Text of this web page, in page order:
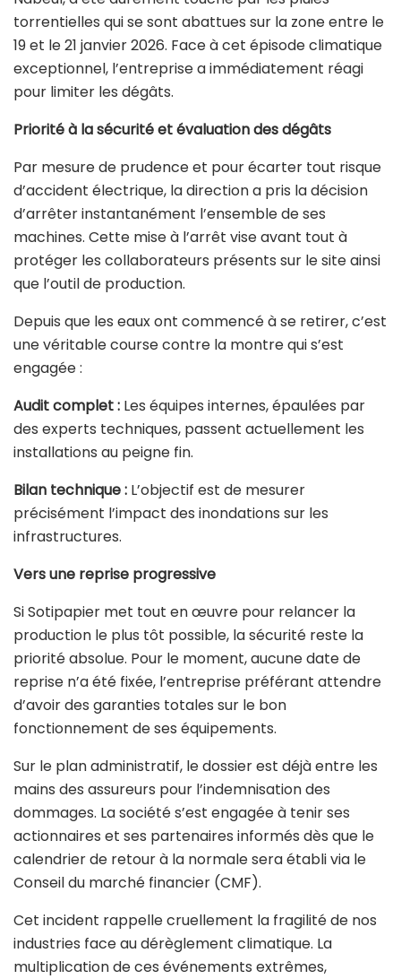
torrentielles qui se sont abattues sur la zone entre le
19 et le 21 janvier 2026. Face à cet épisode climatique
exceptionnel, l’entreprise a immédiatement réagi
pour limiter les dégâts.
Priorité à la sécurité et évaluation des dégâts
Par mesure de prudence et pour écarter tout risque
d’accident électrique, la direction a pris la décision
d’arrêter instantanément l’ensemble de ses
machines. Cette mise à l’arrêt vise avant tout à
protéger les collaborateurs présents sur le site ainsi
que l’outil de production.
Depuis que les eaux ont commencé à se retirer, c’est
une véritable course contre la montre qui s’est
engagée :
Audit complet : Les équipes internes, épaulées par
des experts techniques, passent actuellement les
installations au peigne fin.
Bilan technique : L’objectif est de mesurer
précisément l’impact des inondations sur les
infrastructures.
Vers une reprise progressive
Si Sotipapier met tout en œuvre pour relancer la
production le plus tôt possible, la sécurité reste la
priorité absolue. Pour le moment, aucune date de
reprise n’a été fixée, l’entreprise préférant attendre
d’avoir des garanties totales sur le bon
fonctionnement de ses équipements.
Sur le plan administratif, le dossier est déjà entre les
mains des assureurs pour l’indemnisation des
dommages. La société s’est engagée à tenir ses
actionnaires et ses partenaires informés dès que le
calendrier de retour à la normale sera établi via le
Conseil du marché financier (CMF).
Cet incident rappelle cruellement la fragilité de nos
industries face au dérèglement climatique. La
multiplication de ces événements extrêmes,